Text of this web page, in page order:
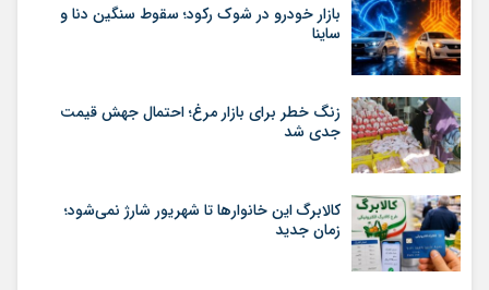
بازار خودرو در شوک رکود؛ سقوط سنگین دنا و
ساینا
زنگ خطر برای بازار مرغ؛ احتمال جهش قیمت
جدی شد
کالابرگ این خانوارها تا شهریور شارژ نمی‌شود؛
زمان جدید